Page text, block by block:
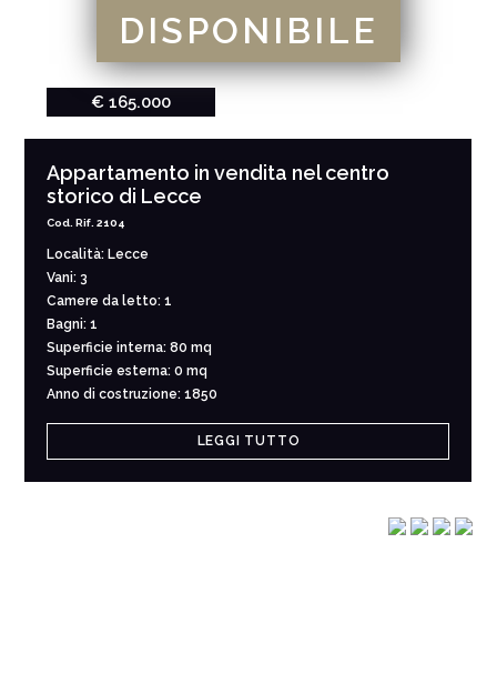
€ 165.000
DISPONIBILE
Appartamento in vendita nel centro
storico di Lecce
Cod. Rif. 2104
Località: Lecce
Vani: 3
Camere da letto: 1
Bagni: 1
Superficie interna: 80 mq
Superficie esterna: 0 mq
Anno di costruzione: 1850
LEGGI TUTTO